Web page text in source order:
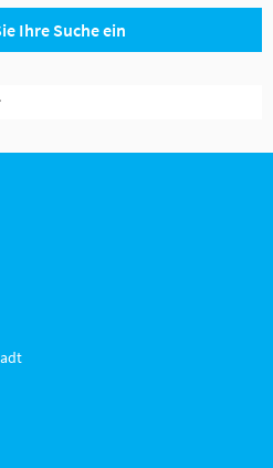
Ihre Suche ein